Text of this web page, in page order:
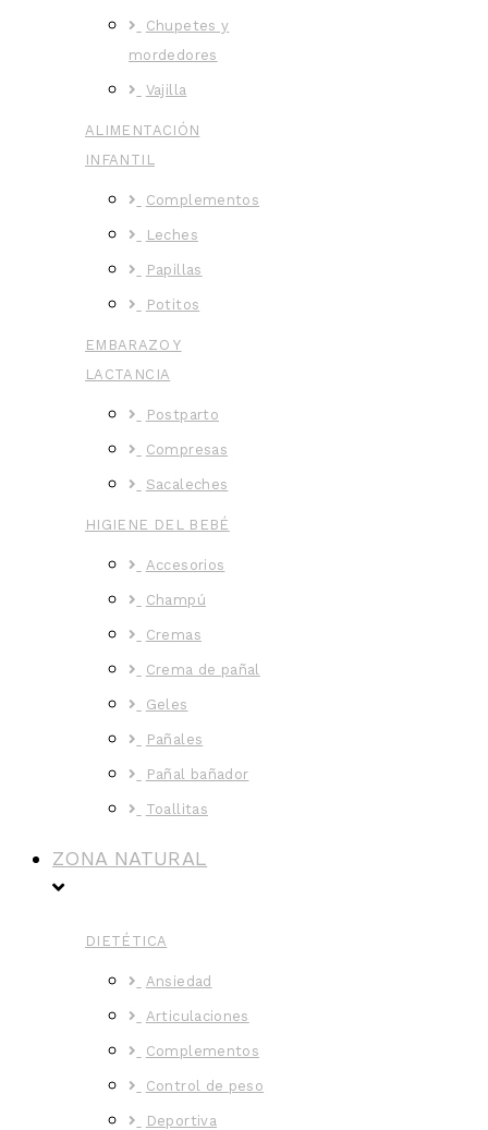
Chupetes y
mordedores
Vajilla
ALIMENTACIÓN
INFANTIL
Complementos
Leches
Papillas
Potitos
EMBARAZO Y
LACTANCIA
Postparto
Compresas
Sacaleches
HIGIENE DEL BEBÉ
Accesorios
Champú
Cremas
Crema de pañal
Geles
Pañales
Pañal bañador
Toallitas
ZONA NATURAL
DIETÉTICA
Ansiedad
Articulaciones
Complementos
Control de peso
Deportiva